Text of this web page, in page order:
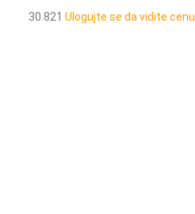
30.821 Ulogujte se da vidite cenu